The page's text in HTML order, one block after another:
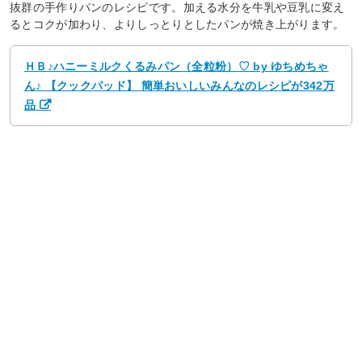
抜群の手作りパンのレシピです。加える水分を牛乳や豆乳に変え
るとコクが加わり、よりしっとりとしたパンが焼き上がります。
ＨＢ♪ハニーミルクくるみパン（全粒粉）♡ by ゆちめちゃ
ん♪ 【クックパッド】 簡単おいしいみんなのレシピが342万
品